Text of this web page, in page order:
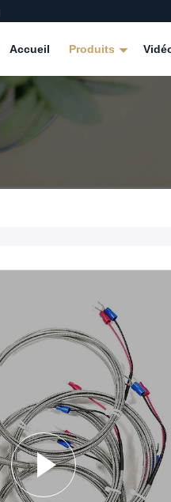
Accueil Produits